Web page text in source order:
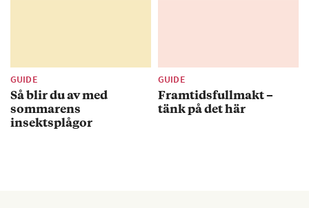
GUIDE
Så blir du av med
sommarens
insektsplågor
GUIDE
Framtidsfullmakt –
tänk på det här